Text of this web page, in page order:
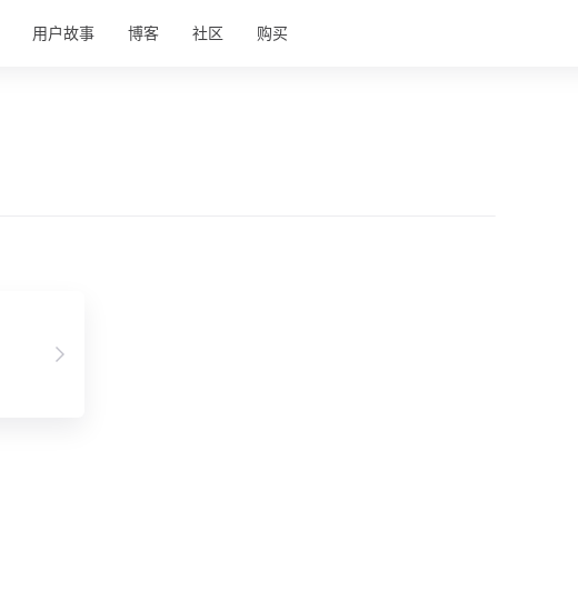
用户故事 博客 社区 购买